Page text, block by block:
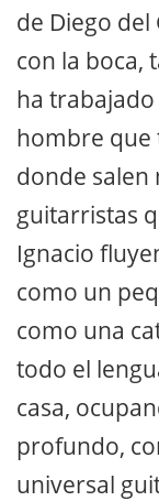
de Diego del
con la boca,
ha
hombre que
donde salen
guitarristas
Ignacio
como un
como una
todo el
casa,
profundo,
universal